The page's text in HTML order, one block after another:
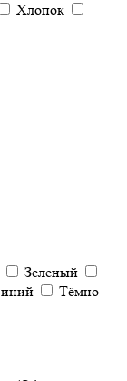
Хлопок
Зеленый
Тёмно-